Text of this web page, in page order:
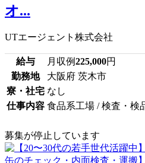
オ...
UTエージェント株式会社
給与 月収例225,000円
勤務地
大阪府 茨木市
寮・社宅 なし
仕事内容 食品系工場 / 検査・検
募集が停止しています